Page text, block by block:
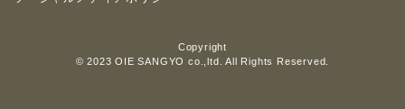
Copyright
© 2023 OIE SANGYO co.,ltd. All Rights Reserved.